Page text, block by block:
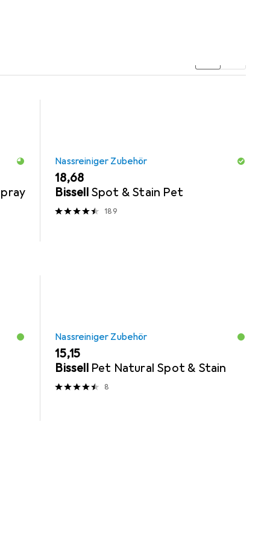
Nassreiniger Zubehör
EUR
18,68
Bissell Spot & Stain Pet
189
Nassreiniger Zubehör
EUR
15,15
Bissell Pet Natural Spot & Stain
8